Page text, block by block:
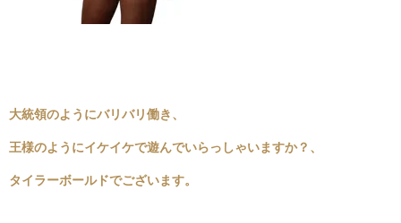
大統領のようにバリバリ働き、
王様のようにイケイケで遊んでいらっしゃいますか？、
タイラーボールドでございます。